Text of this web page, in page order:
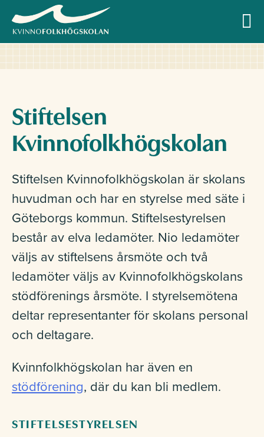
Profilkurser
Övriga kurser
Studerande
Stiftelsen
Kvinnofolkhögskolan
Stiftelsen Kvinnofolkhögskolan är skolans
huvudman och har en styrelse med säte i
Göteborgs kommun. Stiftelsestyrelsen
består av elva ledamöter. Nio ledamöter
väljs av stiftelsens årsmöte och två
ledamöter väljs av Kvinnofolkhögskolans
stödförenings årsmöte. I styrelsemötena
deltar representanter för skolans personal
och deltagare.
Kvinnfolkhögskolan har även en
stödförening, där du kan bli medlem.
STIFTELSESTYRELSEN